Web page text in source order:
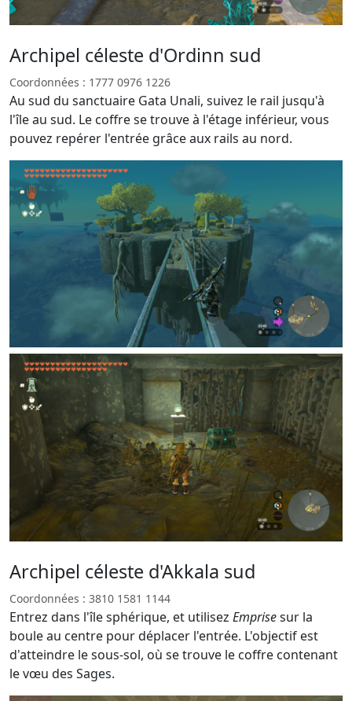
Archipel céleste d'Ordinn sud
Coordonnées : 1777 0976 1226
Au sud du sanctuaire Gata Unali, suivez le rail jusqu'à
l'île au sud. Le coffre se trouve à l'étage inférieur, vous
pouvez repérer l'entrée grâce aux rails au nord.
Archipel céleste d'Akkala sud
Coordonnées : 3810 1581 1144
Entrez dans l'île sphérique, et utilisez Emprisesur la
boule au centre pour déplacer l'entrée. L'objectif est
d'atteindre le sous-sol, où se trouve le coffre contenant
le vœu des Sages.